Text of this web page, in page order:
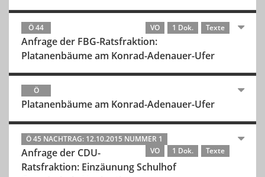
Ö 44 VO 1 Dok. Texte
Anfrage der FBG-Ratsfraktion:
Platanenbäume am Konrad-Adenauer-Ufer
Ö
Platanenbäume am Konrad-Adenauer-Ufer
Ö 45 NACHTRAG: 12.10.2015 NUMMER 1
VO
1 Dok. Texte
Anfrage der CDU-
Ratsfraktion: Einzäunung Schulhof